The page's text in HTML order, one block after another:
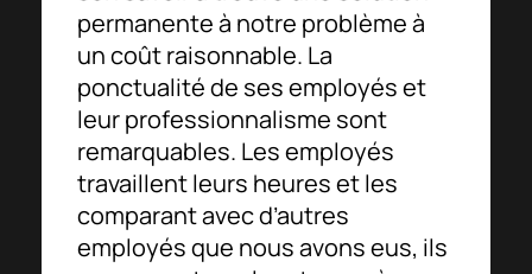
permanente à notre problème à
un coût raisonnable. La
ponctualité de ses employés et
leur professionnalisme sont
remarquables. Les employés
travaillent leurs heures et les
comparant avec d’autres
employés que nous avons eus, ils